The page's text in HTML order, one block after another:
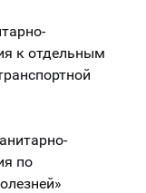
к отдельным
по